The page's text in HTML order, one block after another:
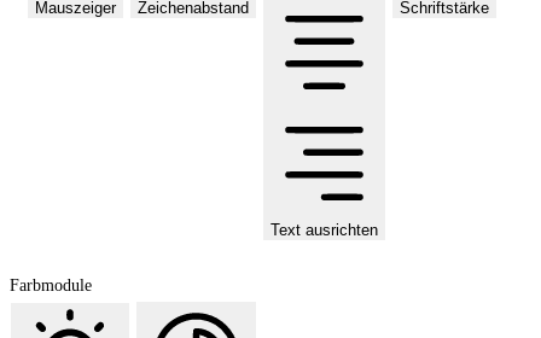
Mauszeiger Zeichenabstand
Text ausrichten
Schriftstärke
Farbmodule